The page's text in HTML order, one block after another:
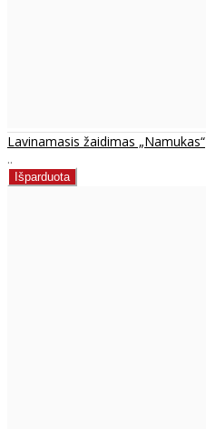
Lavinamasis žaidimas „Namukas“
..